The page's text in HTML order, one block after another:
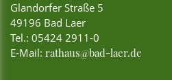
Glandorfer Straße 5
49196 Bad Laer
Tel.: 05424 2911-0
E-Mail: rathaus@bad-laer.de